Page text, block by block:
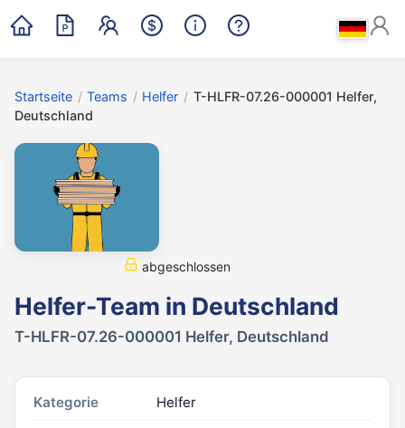
Startseite / Teams / Helfer / T-HLFR-07.26-000001 Helfer,
Deutschland
abgeschlossen
Helfer-Team in Deutschland
T-HLFR-07.26-000001 Helfer, Deutschland
Kategorie Helfer